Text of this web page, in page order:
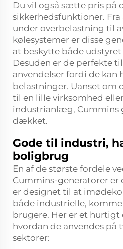
Du vil også sætte pris på
sikkerhedsfunktioner.
under overbelastning til
kølesystemer er disse
at beskytte både
Desuden er de perfekte
anvendelser fordi de kan
belastninger. Uanset om
til en lille virksomhed
industrianlæg, Cummins
dækket.
Gode til industri,
boligbrug
En af de største fordele
Cummins-generatorer er
er designet til at
både industrielle,
brugere. Her er et hurtigt
hvordan de anvendes
sektorer: